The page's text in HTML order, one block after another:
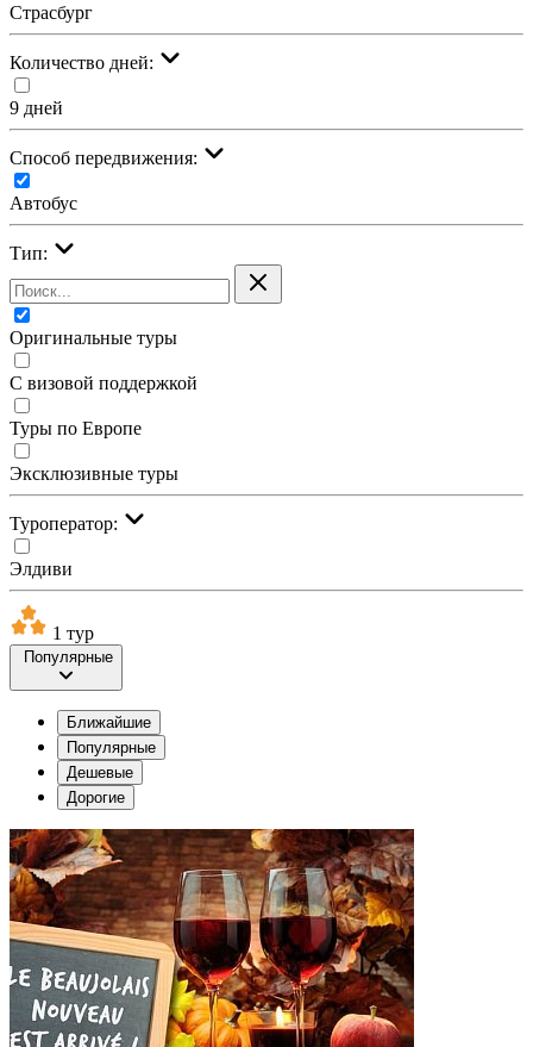
Страсбург
Количество дней:
9 дней
Cпособ передвижения:
Автобус
Тип:
Оригинальные туры
С визовой поддержкой
Туры по Европе
Эксклюзивные туры
Туроператор:
Элдиви
1 тур
Популярные
Ближайшие
Популярные
Дешевые
Дорогие